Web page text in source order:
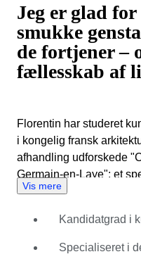
Jeg er glad
smukke
de fortjener –
fællesskab af
Florentin har studeret
i kongelig fransk
afhandling udforskede
Germain-en-Laye": et
nedrevet slot, som han
udførlige borddækning
dekorative genstande.
Vis mere
Kandidatgrad i
Specialiseret i